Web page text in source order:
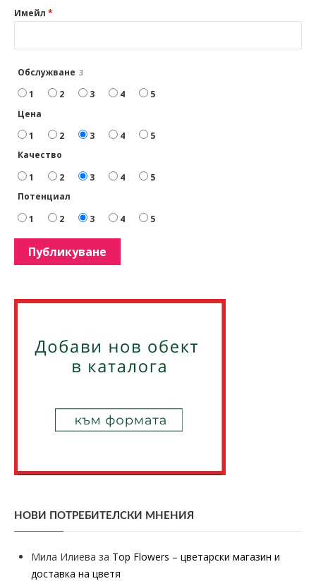
Имейл *
Обслужване 3
1 2 3 4
5
Цена
1
2 3 4
5
Качество
1
2 3 4
5
Потенциал
1
2 3 4 5
НОВИ ПОТРЕБИТЕЛСКИ МНЕНИЯ
Мила Илиева за Top Flowers – цветарски магазин и
доставка на цветя